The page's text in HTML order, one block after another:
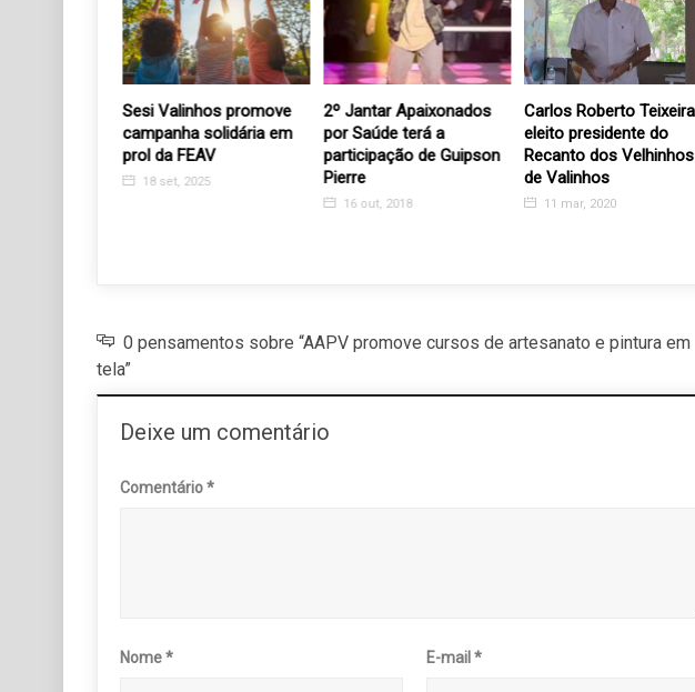
Sesi Valinhos promove
campanha solidária em
prol da FEAV
18 set, 2025
2º Jantar Apaixonados
por Saúde terá a
participação de Guipson
Pierre
16 out, 2018
Carlos Roberto Teixeira
eleito presidente do
Recanto dos Velhinhos
de Valinhos
11 mar, 2020
0 pensamentos sobre “AAPV promove cursos de artesanato e pintura em
tela”
Deixe um comentário
Comentário*
Nome* E-mail*